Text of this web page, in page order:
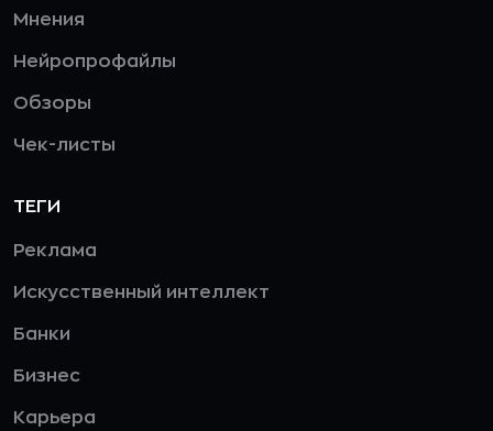
Мнения
Нейропрофайлы
Обзоры
Чек-листы
ТЕГИ
Реклама
Искусственный интеллект
Банки
Бизнес
Карьера